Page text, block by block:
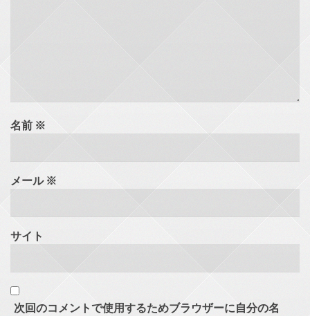
名前 ※
メール ※
サイト
次回のコメントで使用するためブラウザーに自分の名